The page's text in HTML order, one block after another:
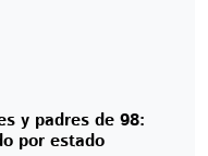
y padres de 98:
por estado